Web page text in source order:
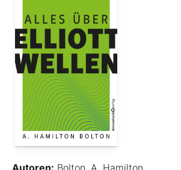
Autoren: Bolton, A. Hamilton